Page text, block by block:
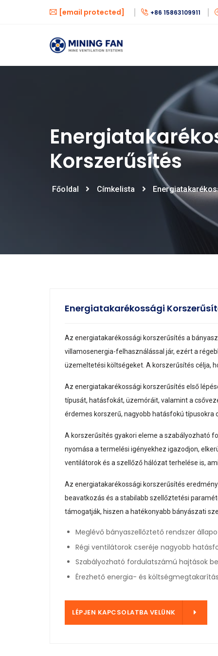
[email protected] +86 15863109911
Korszerűsítés
Főoldal Címkelista
Energiatakarékossági
Az energiatakarékossági korszerűsítés a
villamosenergia-felhasználással jár, ezért a
üzemeltetési költségeket. A korszerűsítés célja,
Az energiatakarékossági korszerűsítés első
típusát, hatásfokát, üzemóráit, valamint a
érdemes korszerű, nagyobb hatásfokú típusokra
A korszerűsítés gyakori eleme a szabályozható
nyomása a termelési igényekhez igazodjon,
ventilátorok és a szellőző hálózat terhelése is,
Az energiatakarékossági korszerűsítés
beavatkozás és a stabilabb szellőztetési
támogatják, hiszen a hatékonyabb bányászati
Meglévő bányaszellőztető rendszer
Régi ventilátorok cseréje nagyobb
Szabályozható fordulatszámú hajtások
Érezhető energia- és
LÉPJEN KAPCSOLATBA VELÜNK